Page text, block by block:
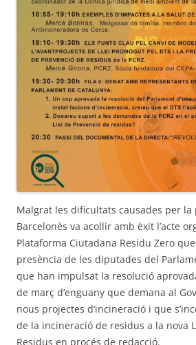
Malgrat les dificultats causades per la
Barcelonès va acollir amb èxit l’acte
Plataforma Ciutadana Residu Zero
presència de les diputades del
que han impulsat la resolució
de març d’enguany que demana al
nous projectes d’incineració i que
de la incineració de residus a la nova
Residus en procés de redacció.